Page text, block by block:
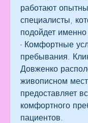
работают
специалисты,
подойдет
- Комфортные
пребывания.
Довженко
живописном
предоставляет
комфортного
пациентов.